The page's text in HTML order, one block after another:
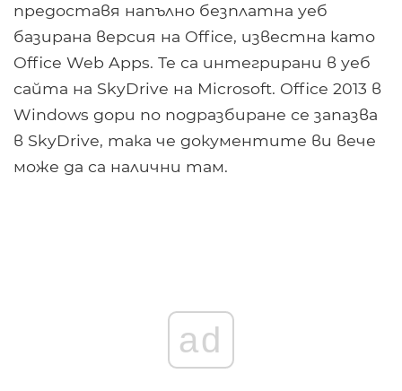
предоставя напълно безплатна уеб
базирана версия на Office, известна като
Office Web Apps. Те са интегрирани в уеб
сайта на SkyDrive на Microsoft. Office 2013 в
Windows дори по подразбиране се запазва
в SkyDrive, така че документите ви вече
може да са налични там.
ad